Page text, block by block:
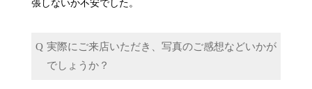
張しないか不安でした。
実際にご来店いただき、写真のご感想などいかが
でしょうか？